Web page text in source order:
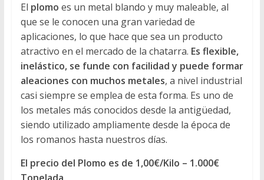
El plomo es un metal blando y muy maleable, al
que se le conocen una gran variedad de
aplicaciones, lo que hace que sea un producto
atractivo en el mercado de la chatarra. Es flexible,
inelástico, se funde con facilidad y puede formar
aleaciones con muchos metales, a nivel industrial
casi siempre se emplea de esta forma. Es uno de
los metales más conocidos desde la antigüedad,
siendo utilizado ampliamente desde la época de
los romanos hasta nuestros días.
El precio del Plomo es de 1,00€/Kilo – 1.000€